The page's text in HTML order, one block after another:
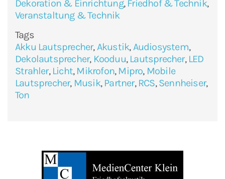
Dekoration & Einrichtung, Friedhof & Technik,
Veranstaltung & Technik
Tags
Akku Lautsprecher,Akustik,Audiosystem,
Dekolautsprecher, Kooduu, Lautsprecher, LED
Strahler, Licht, Mikrofon, Mipro, Mobile
Lautsprecher, Musik, Partner, RCS,Sennheiser,
Ton